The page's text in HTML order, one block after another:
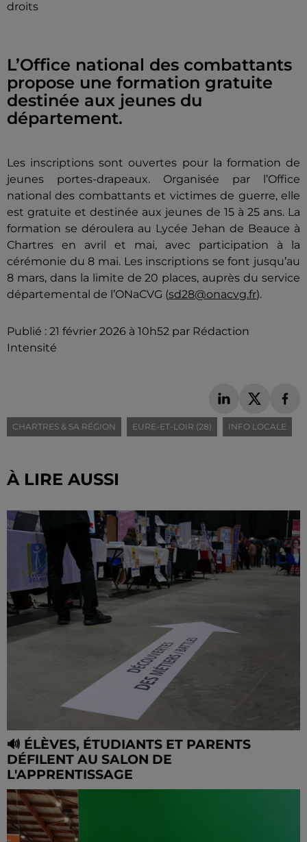
droits
L’Office national des combattants
propose une formation gratuite
destinée aux jeunes du
département.
Les inscriptions sont ouvertes pour la formation de
jeunes portes-drapeaux. Organisée par l’Office
national des combattants et victimes de guerre, elle
est gratuite et destinée aux jeunes de 15 à 25 ans. La
formation se déroulera au Lycée Jehan de Beauce à
Chartres en avril et mai, avec participation à la
cérémonie du 8 mai. Les inscriptions se font jusqu’au
8 mars, dans la limite de 20 places, auprès du service
départemental de l’ONaCVG (sd28@onacvg.fr).
Publié : 21 février 2026 à 10h52 par Rédaction
Intensité
CHARTRES & SA RÉGION EURE-ET-LOIR (28) INFO LOCALE
À LIRE AUSSI
🔊 ÉLÈVES, ÉTUDIANTS ET PARENTS
DÉFILENT AU SALON DE
L'APPRENTISSAGE